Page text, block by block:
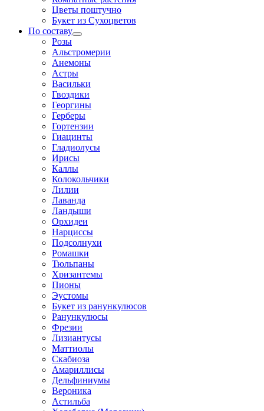
Цветы поштучно
Букет из Сухоцветов
По составу
Розы
Альстромерии
Анемоны
Астры
Васильки
Гвоздики
Георгины
Герберы
Гортензии
Гиацинты
Гладиолусы
Ирисы
Каллы
Колокольчики
Лилии
Лаванда
Ландыши
Орхидеи
Нарциссы
Подсолнухи
Ромашки
Тюльпаны
Хризантемы
Пионы
Эустомы
Букет из ранункулюсов
Ранункулюсы
Фрезии
Лизиантусы
Маттиолы
Скабиоза
Амариллисы
Дельфиниумы
Вероника
Астильба